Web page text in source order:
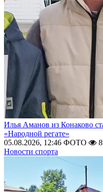
Илья Аманов из Конаково
«Народной регате»
05.08.2026, 12:46 ФОТО
Новости спорта